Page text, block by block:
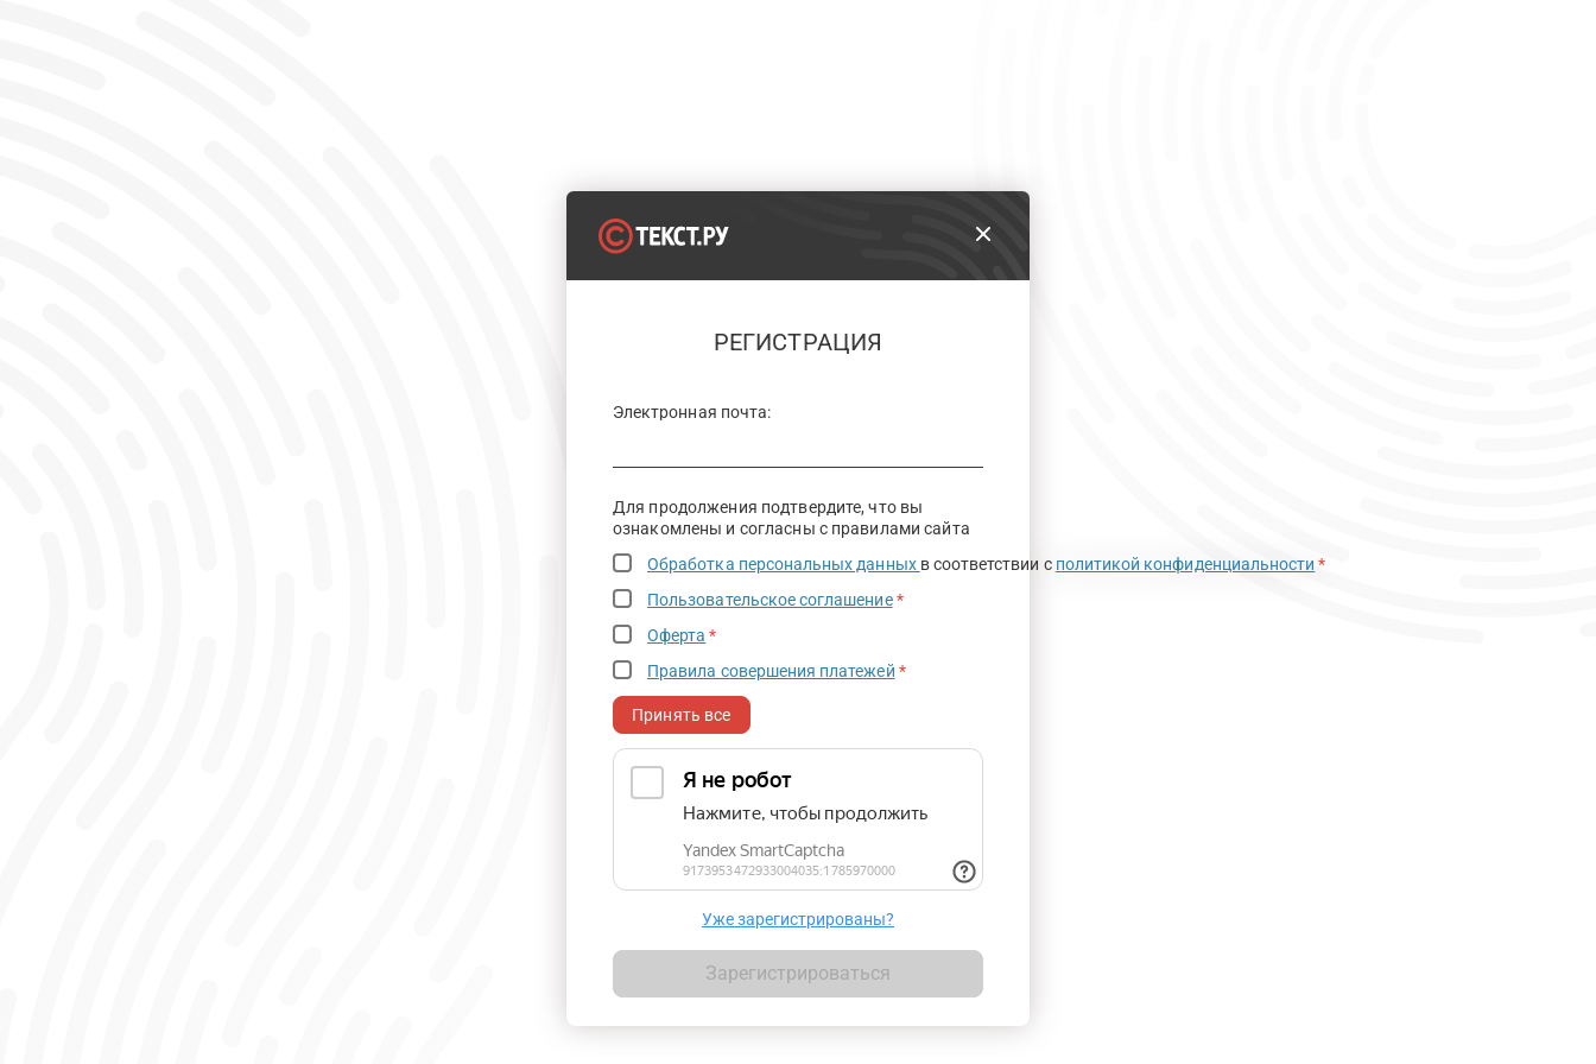
РЕГИСТРАЦИЯ
Электронная почта:
Для продолжения подтвердите, что вы
ознакомлены и согласны с правилами сайта
Обработка персональных данных в соответствии с политикой конфиденциальности *
Пользовательское соглашение *
Оферта *
Правила совершения платежей *
Принять все
Уже зарегистрированы?
Зарегистрироваться